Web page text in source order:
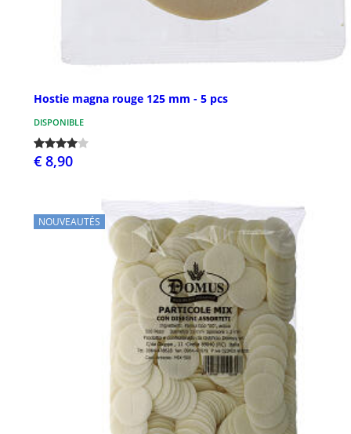
Hostie magna rouge 125 mm - 5 pcs
DISPONIBLE
€ 8,90
NOUVEAUTÉS